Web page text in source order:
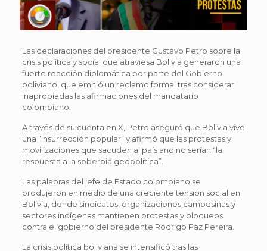
Las declaraciones del presidente Gustavo Petro sobre la
crisis política y social que atraviesa Bolivia generaron una
fuerte reacción diplomática por parte del Gobierno
boliviano, que emitió un reclamo formal tras considerar
inapropiadas las afirmaciones del mandatario
colombiano.
A través de su cuenta en X, Petro aseguró que Bolivia vive
una “insurrección popular” y afirmó que las protestas y
movilizaciones que sacuden al país andino serían “la
respuesta a la soberbia geopolítica”.
Las palabras del jefe de Estado colombiano se
produjeron en medio de una creciente tensión social en
Bolivia, donde sindicatos, organizaciones campesinas y
sectores indígenas mantienen protestas y bloqueos
contra el gobierno del presidente Rodrigo Paz Pereira.
La crisis política boliviana se intensificó tras las